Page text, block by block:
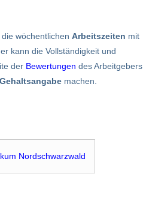
wöchentlichen Arbeitszeiten mit
kann die Vollständigkeit und
der Bewertungen des Arbeitgebers
Gehaltsangabe machen.
Nordschwarzwald